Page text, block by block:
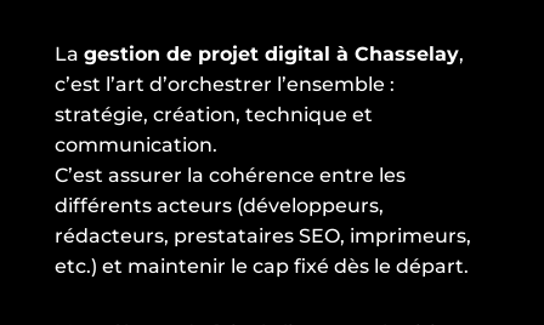
La gestion de projet digital à Chasselay,
c’est l’art d’orchestrer l’ensemble :
stratégie, création, technique et
communication.
C’est assurer la cohérence entre les
différents acteurs (développeurs,
rédacteurs, prestataires SEO, imprimeurs,
etc.) et maintenir le cap fixé dès le départ.